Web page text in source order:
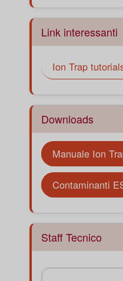
Link interessanti
Ion Trap
Downloads
Manuale Ion
Contaminanti
Staff Tecnico